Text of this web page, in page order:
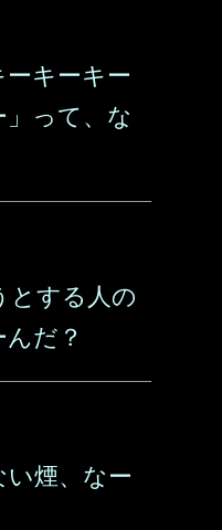
ーキーキー
って、な
とする人の
だ？
煙、なー